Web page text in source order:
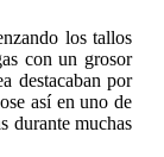
los tallos
con un grosor
destacaban por
así en uno de
durante muchas